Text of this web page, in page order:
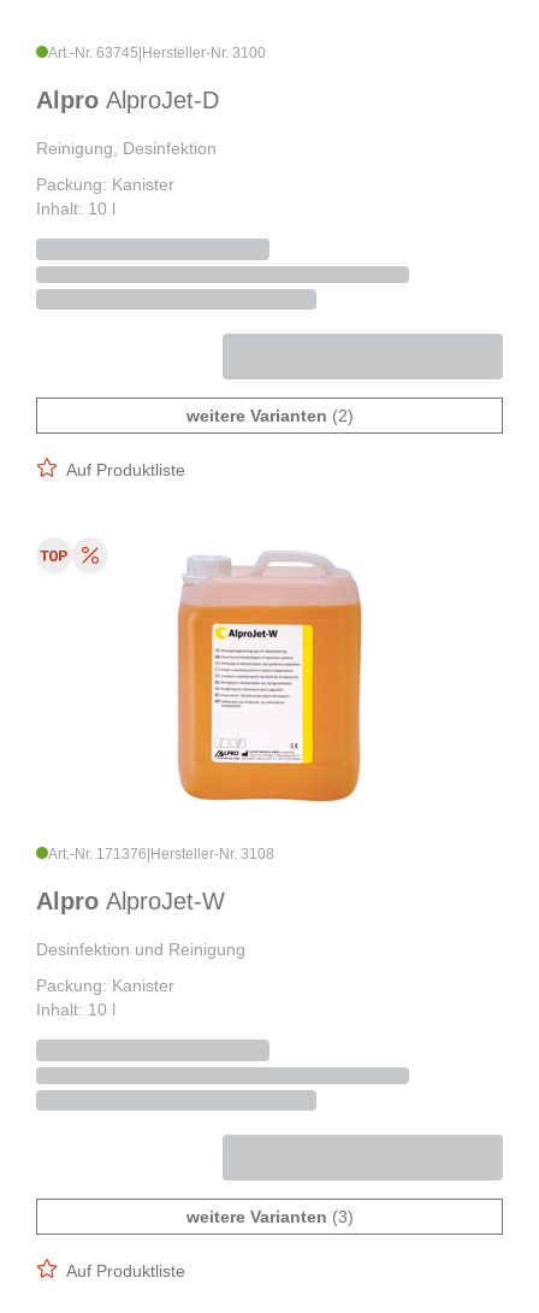
Art.-Nr. 63745 Hersteller-Nr. 3100
Alpro AlproJet-D
Reinigung, Desinfektion
Packung: Kanister
Inhalt: 10 l
weitere Varianten (2)
Auf Produktliste
Art.-Nr. 171376 Hersteller-Nr. 3108
Alpro AlproJet-W
Desinfektion und Reinigung
Packung: Kanister
Inhalt: 10 l
weitere Varianten (3)
Auf Produktliste